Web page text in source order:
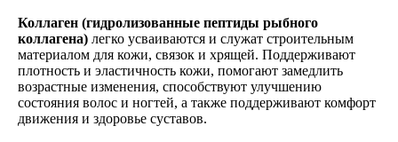
Коллаген (гидролизованные пептиды рыбного
коллагена) легко усваиваются и служат строительным
материалом для кожи, связок и хрящей. Поддерживают
плотность и эластичность кожи, помогают замедлить
возрастные изменения, способствуют улучшению
состояния волос и ногтей, а также поддерживают комфорт
движения и здоровье суставов.